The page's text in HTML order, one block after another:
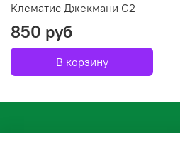
Клематис Джекмани С2
850 руб
В корзину